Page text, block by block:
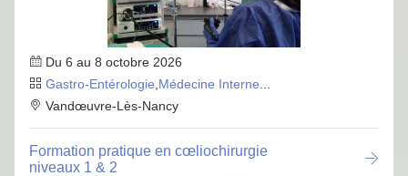
Du 6 au 8 octobre 2026
Gastro-Entérologie Médecine Interne
Vandœuvre-Lès-Nancy
Formation pratique en cœliochirurgie
niveaux 1 & 2